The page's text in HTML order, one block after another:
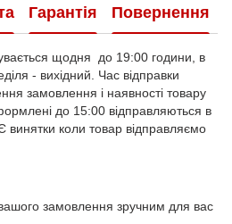
Гарантія Повернення
щодня до 19:00 години, в
- вихідний. Час відправки
замовлення і наявності товару
до 15:00 відправляються в
винятки коли товар відправляємо
замовлення зручним для вас